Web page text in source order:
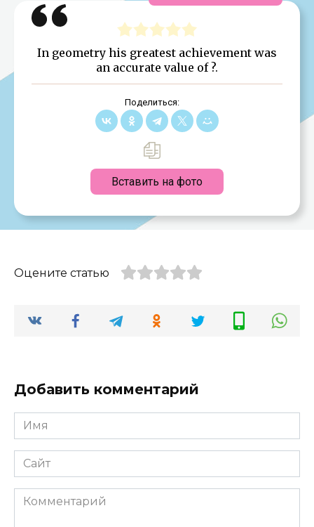
In geometry his greatest achievement was
an accurate value of ?.
Поделиться:
Вставить на фото
Оцените статью
Добавить комментарий
Имя
*
Сайт
Комментарий